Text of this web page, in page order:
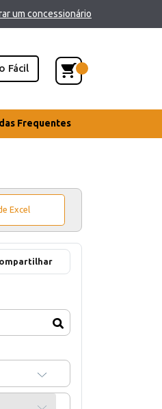
um concessionário
Fácil
Frequentes
Excel